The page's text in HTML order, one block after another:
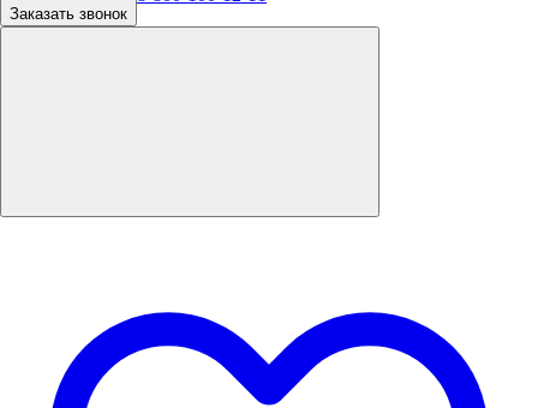
Заказать звонок